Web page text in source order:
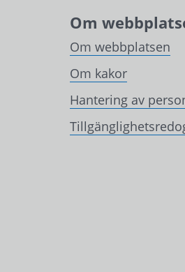
Om
Om webbplatsen
Om kakor
Hantering av